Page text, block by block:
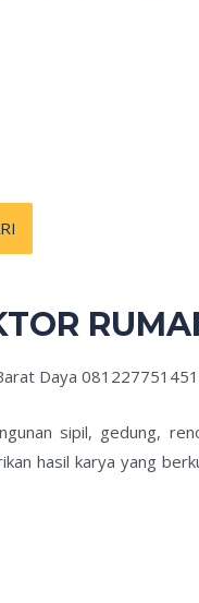
Daya
sipil, gedung,
hasil karya yang